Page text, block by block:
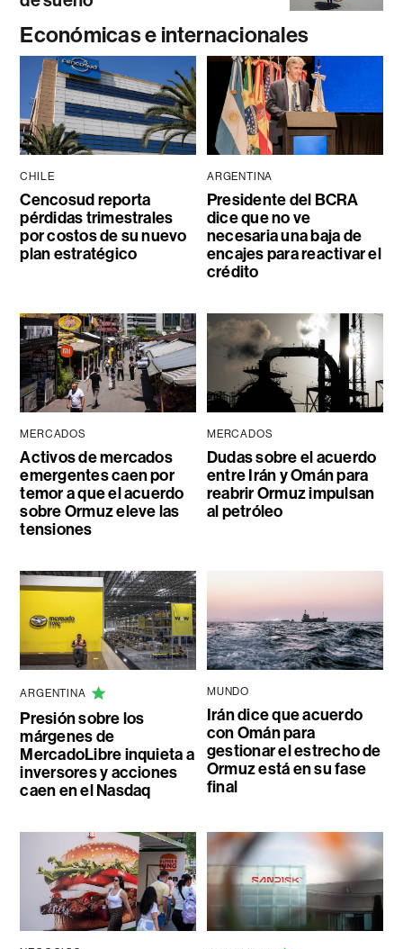
Económicas e internacionales
CHILE
Cencosud reporta
pérdidas trimestrales
por costos de su nuevo
plan estratégico
ARGENTINA
Presidente del BCRA
dice que no ve
necesaria una baja de
encajes para reactivar el
crédito
MERCADOS
Activos de mercados
emergentes caen por
temor a que el acuerdo
sobre Ormuz eleve las
tensiones
MERCADOS
Dudas sobre el acuerdo
entre Irán y Omán para
reabrir Ormuz impulsan
al petróleo
ARGENTINA
Presión sobre los
márgenes de
MercadoLibre inquieta a
inversores y acciones
caen en el Nasdaq
MUNDO
Irán dice que acuerdo
con Omán para
gestionar el estrecho de
Ormuz está en su fase
final